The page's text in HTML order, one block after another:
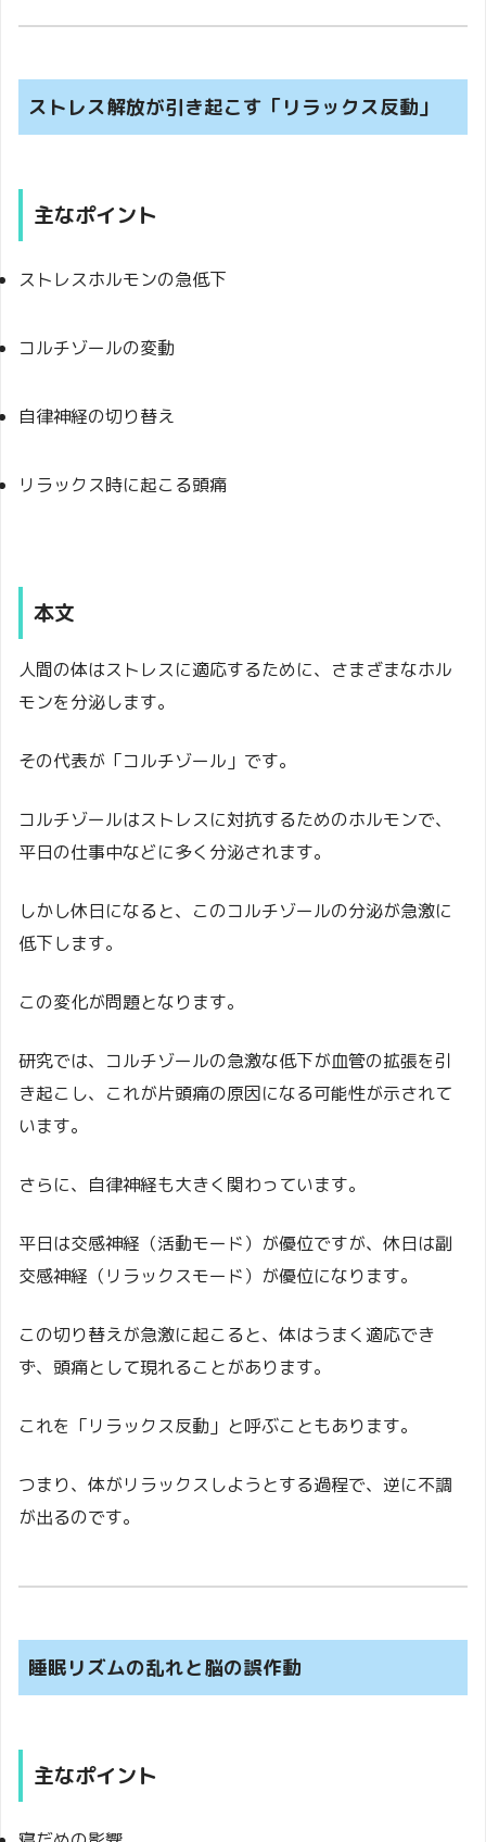
ストレス解放が引き起こす「リラックス反動」
主なポイント
ストレスホルモンの急低下
コルチゾールの変動
自律神経の切り替え
リラックス時に起こる頭痛
本文
人間の体はストレスに適応するために、さまざまなホル
モンを分泌します。
その代表が「コルチゾール」です。
コルチゾールはストレスに対抗するためのホルモンで、
平日の仕事中などに多く分泌されます。
しかし休日になると、このコルチゾールの分泌が急激に
低下します。
この変化が問題となります。
研究では、コルチゾールの急激な低下が血管の拡張を引
き起こし、これが片頭痛の原因になる可能性が示されて
います。
さらに、自律神経も大きく関わっています。
平日は交感神経（活動モード）が優位ですが、休日は副
交感神経（リラックスモード）が優位になります。
この切り替えが急激に起こると、体はうまく適応でき
ず、頭痛として現れることがあります。
これを「リラックス反動」と呼ぶこともあります。
つまり、体がリラックスしようとする過程で、逆に不調
が出るのです。
睡眠リズムの乱れと脳の誤作動
主なポイント